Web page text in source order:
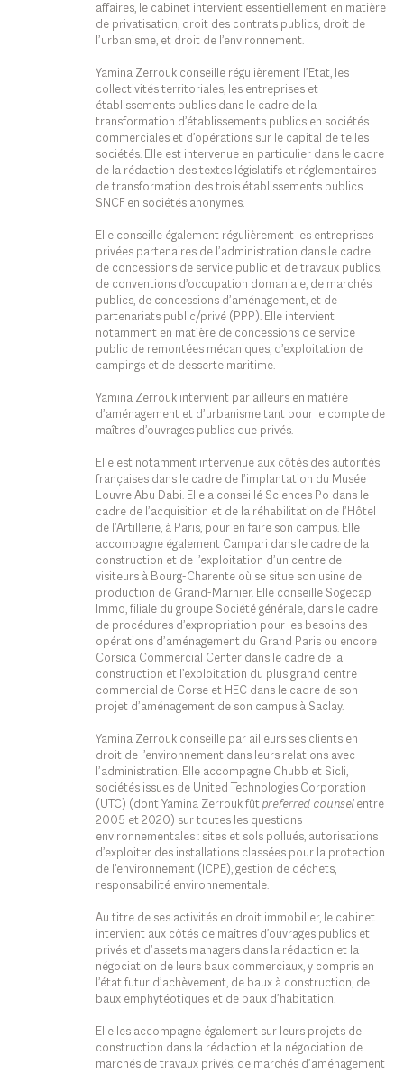
affaires, le cabinet intervient essentiellement en matière
de privatisation, droit des contrats publics, droit de
l’urbanisme, et droit de l’environnement.
Yamina Zerrouk conseille régulièrement l’Etat, les
collectivités territoriales, les entreprises et
établissements publics dans le cadre de la
transformation d’établissements publics en sociétés
commerciales et d’opérations sur le capital de telles
sociétés. Elle est intervenue en particulier dans le cadre
de la rédaction des textes législatifs et réglementaires
de transformation des trois établissements publics
SNCF en sociétés anonymes.
Elle conseille également régulièrement les entreprises
privées partenaires de l’administration dans le cadre
de concessions de service public et de travaux publics,
de conventions d’occupation domaniale, de marchés
publics, de concessions d’aménagement, et de
partenariats public/privé (PPP). Elle intervient
notamment en matière de concessions de service
public de remontées mécaniques, d’exploitation de
campings et de desserte maritime.
Yamina Zerrouk intervient par ailleurs en matière
d’aménagement et d’urbanisme tant pour le compte de
maîtres d’ouvrages publics que privés.
Elle est notamment intervenue aux côtés des autorités
françaises dans le cadre de l’implantation du Musée
Louvre Abu Dabi. Elle a conseillé Sciences Po dans le
cadre de l’acquisition et de la réhabilitation de l’Hôtel
de l’Artillerie, à Paris, pour en faire son campus. Elle
accompagne également Campari dans le cadre de la
construction et de l’exploitation d’un centre de
visiteurs à Bourg-Charente où se situe son usine de
production de Grand-Marnier. Elle conseille Sogecap
Immo, filiale du groupe Société générale, dans le cadre
de procédures d’expropriation pour les besoins des
opérations d’aménagement du Grand Paris ou encore
Corsica Commercial Center dans le cadre de la
construction et l’exploitation du plus grand centre
commercial de Corse et HEC dans le cadre de son
projet d’aménagement de son campus à Saclay.
Yamina Zerrouk conseille par ailleurs ses clients en
droit de l’environnement dans leurs relations avec
l’administration. Elle accompagne Chubb et Sicli,
sociétés issues de United Technologies Corporation
(UTC) (dont Yamina Zerrouk fûtpreferred counselentre
2005 et 2020) sur toutes les questions
environnementales : sites et sols pollués, autorisations
d’exploiter des installations classées pour la protection
de l’environnement (ICPE), gestion de déchets,
responsabilité environnementale.
Au titre de ses activités en droit immobilier, le cabinet
intervient aux côtés de maîtres d’ouvrages publics et
privés et d’assets managers dans la rédaction et la
négociation de leurs baux commerciaux, y compris en
l’état futur d’achèvement, de baux à construction, de
baux emphytéotiques et de baux d’habitation.
Elle les accompagne également sur leurs projets de
construction dans la rédaction et la négociation de
marchés de travaux privés, de marchés d’aménagement